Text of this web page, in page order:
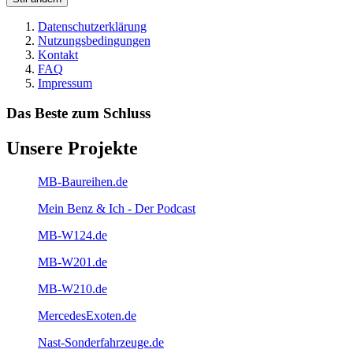
Datenschutzerklärung
Nutzungsbedingungen
Kontakt
FAQ
Impressum
Das Beste zum Schluss
Unsere Projekte
MB-Baureihen.de
Mein Benz & Ich - Der Podcast
MB-W124.de
MB-W201.de
MB-W210.de
MercedesExoten.de
Nast-Sonderfahrzeuge.de